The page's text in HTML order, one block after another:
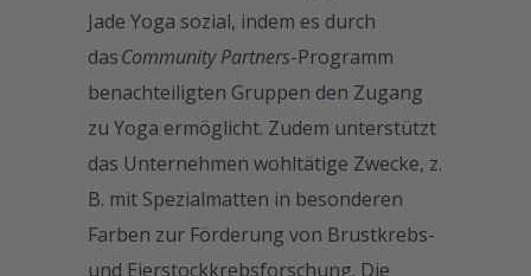
Jade Yoga sozial, indem es durch
dasCommunity Partners-Programm
benachteiligten Gruppen den Zugang
zu Yoga ermöglicht. Zudem unterstützt
das Unternehmen wohltätige Zwecke, z.
B. mit Spezialmatten in besonderen
Farben zur Förderung von Brustkrebs-
und Eierstockkrebsforschung. Die